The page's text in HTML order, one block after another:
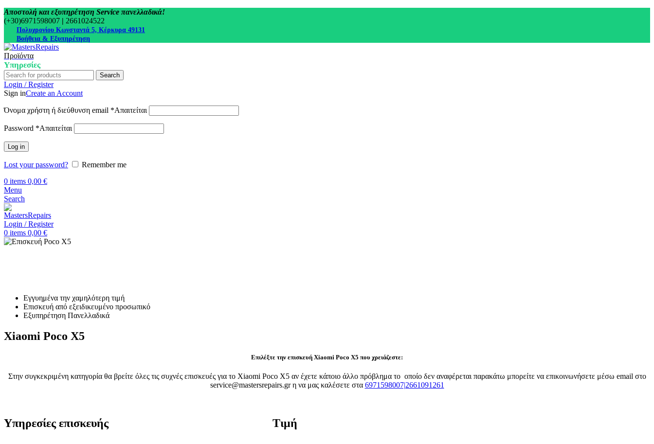
Αποστολή και εξυπηρέτηση Service πανελλαδικά!
(+30)6971598007 | 2661024522
Πολυχρονίου Κωνσταντά 5, Κέρκυρα 49131
Βοήθεια & Εξυπηρέτηση
Προϊόντα
Υπηρεσίες
Search
Login / Register
Sign inCreate an Account
Όνομα χρήστη ή διεύθυνση email *Απαιτείται
Password *Απαιτείται
Log in
Lost your password?
Remember me
0 items 0,00 €
Menu
Search
Login / Register
0 items 0,00 €
Εγγυημένα την χαμηλότερη τιμή
Επισκευή από εξειδικευμένο προσωπικό
Εξυπηρέτηση Πανελλαδικά
Xiaomi Poco X5
Επιλέξτε την επισκευή Xiaomi Poco X5 που χρειάζεστε:
Στην συγκεκριμένη κατηγορία θα βρείτε όλες τις συχνές επισκευές για το Xiaomi Poco X5 αν έχετε κάποιο άλλο πρόβλημα το οποίο δεν αναφέρεται παρακάτω μπορείτε να επικοινωνήσετε μέσω email στο
service@mastersrepairs.gr η να μας καλέσετε στα 6971598007|2661091261
Υπηρεσίες επισκευής Τιμή